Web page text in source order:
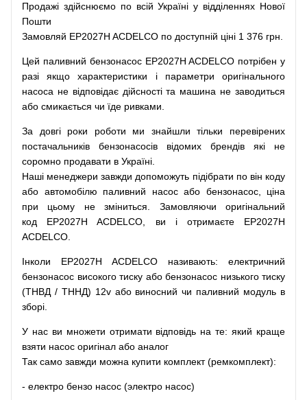
Продажі здійснюємо по всій Україні у відділеннях Нової
Пошти
Замовляй EP2027H ACDELCO по доступній ціні 1 376 грн.
Цей паливний бензонасосEP2027H ACDELCO потрібен у
разі
якщо характеристики і параметри
оригінального
насоса не відповідає дійсності та машина не заводиться
або смикається чи їде ривками
За довгі роки роботи ми знайшли тільки
перевірених
постачальників
бензонасосів відомих брендів які
не
соромно продавати в Україні.
Наші менеджери завжди допоможуть підібрати по він коду
або автомобілю паливний насос або бензонасос,
ціна
при
цьому не зміниться Замовляючи
оригінальний
код EP2027H ACDELCO, ви і отримаєте EP2027H
ACDELCO.
Інколи EP2027H ACDELCO називають:
електричний
бензонасос високого тиску або бензонасос низького тиску
(ТНВД / ТННД) 12v або виносний чи паливний модуль в
зборі
У нас ви множети отримати відповідь на те: який краще
взяти насос оригінал або аналог
Так само завжди можна купити комплект (ремкомплект):
- електро бензо насос (электро насос)